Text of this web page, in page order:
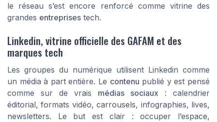
le réseau s’est encore renforcé comme vitrine des
grandes entreprises tech.
Linkedin, vitrine officielle des GAFAM et des
marques tech
Les groupes du numérique utilisent Linkedin comme
un média à part entière. Le contenu publié y est pensé
comme sur de vrais médias sociaux : calendrier
éditorial, formats vidéo, carrousels, infographies, lives,
newsletters. Le but est clair : occuper l’espace,